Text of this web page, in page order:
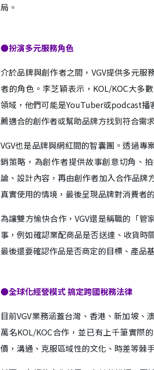
局。
●扮演多元服務角色
介於品牌與創作者之間，VGV提供多元服
者的角色。李芝穎表示，KOL/KOC大多
領域，他們可能是YouTuber或podcast播
薦適合的創作者或幫助品牌方找到符合需
VGV也是品牌與網紅間的智囊團。透過專
銷策略，為創作者提供故事創意切角、
論、設計內容，再由創作者加入合作品牌
真實使用的情境，最後呈現品牌對消費者
為讓雙方愉快合作，VGV還是稱職的「管
事，例如確認業配商品是否送達、收貨時
最後還要確認作品是否商定的目標、產品
●全球化經營模式 搞定跨國稅務法律
目前VGV業務涵蓋台灣、香港、新加坡、
萬名KOL/KOC合作，並已有上千筆實際
價，溝通、克服區域性的文化、時差等棘